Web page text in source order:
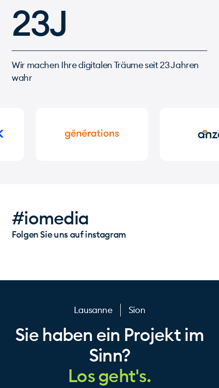
23J
Wir machen Ihre digitalen Träume seit 23 Jahren
wahr
#iomedia
Folgen Sie uns auf instagram
Lausanne Sion
Sie haben ein Projekt im
Sinn?
Los geht's.